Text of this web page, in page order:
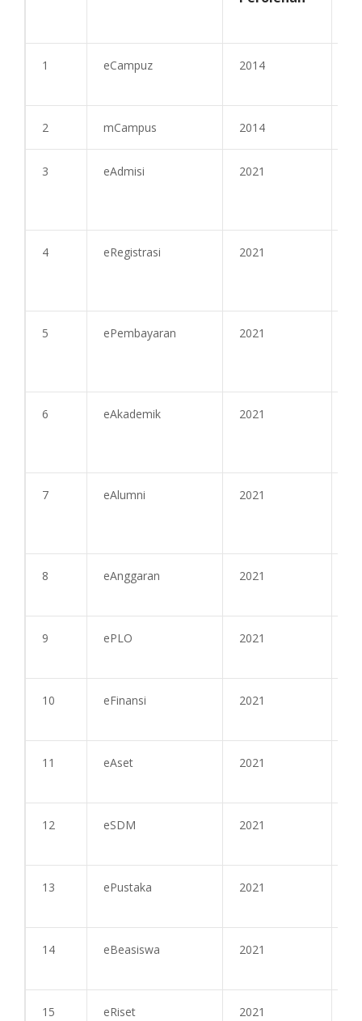
1 eCampuz 2014
2 mCampus 2014
3 eAdmisi 2021
4 eRegistrasi 2021
5 ePembayaran 2021
6 eAkademik 2021
7 eAlumni 2021
8 eAnggaran 2021
9 ePLO 2021
10 eFinansi 2021
11 eAset 2021
12 eSDM 2021
13 ePustaka 2021
14 eBeasiswa 2021
15 eRiset 2021